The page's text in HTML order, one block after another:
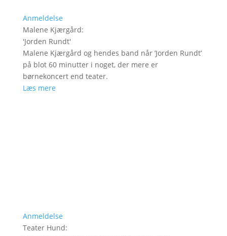
Anmeldelse
Malene Kjærgård:
'Jorden Rundt'
Malene Kjærgård og hendes band når ’Jorden Rundt’
på blot 60 minutter i noget, der mere er
børnekoncert end teater.
Læs mere
Anmeldelse
Teater Hund: